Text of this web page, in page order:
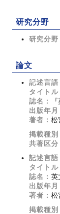
研究分野
研究分野
論文
記述言語
タイトル
誌名：
出版年月
著者：
掲載種別
共著区分
記述言語
タイトル
誌名： 英
出版年月
著者：
掲載種別